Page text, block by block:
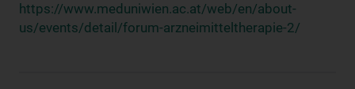
https://www.meduniwien.ac.at/web/en/about-
us/events/detail/forum-arzneimitteltherapie-2/